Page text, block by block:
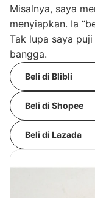
Misalnya, saya
menyiapkan. Ia
Tak lupa saya
bangga.
Beli di Blibli
Beli di Shopee
Beli di Lazada